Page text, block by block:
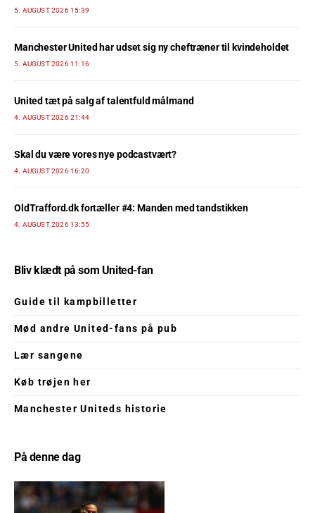
5. AUGUST 2026 15:39
Manchester United har udset sig ny cheftræner til kvindeholdet
5. AUGUST 2026 11:16
United tæt på salg af talentfuld målmand
4. AUGUST 2026 21:44
Skal du være vores nye podcastvært?
4. AUGUST 2026 16:20
OldTrafford.dk fortæller #4: Manden med tandstikken
4. AUGUST 2026 13:55
Bliv klædt på som United-fan
Guide til kampbilletter
Mød andre United-fans på pub
Lær sangene
Køb trøjen her
Manchester Uniteds historie
På denne dag